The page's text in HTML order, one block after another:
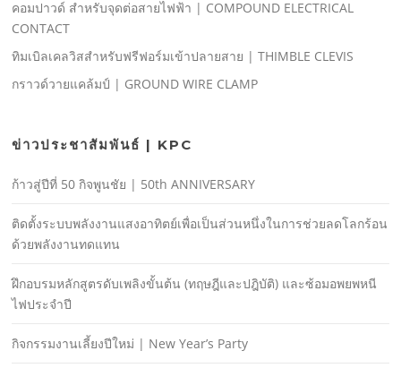
คอมปาวด์ สําหรับจุดต่อสายไฟฟ้า | COMPOUND ELECTRICAL
CONTACT
ทิมเบิลเคลวิสสําหรับฟรีฟอร์มเข้าปลายสาย | THIMBLE CLEVIS
กราวด์วายแคล้มป์ | GROUND WIRE CLAMP
ข่าวประชาสัมพันธ์ | KPC
ก้าวสู่ปีที่ 50 กิจพูนชัย | 50th ANNIVERSARY
ติดตั้งระบบพลังงานแสงอาทิตย์เพื่อเป็นส่วนหนึ่งในการช่วยลดโลกร้อน
ด้วยพลังงานทดแทน
ฝึกอบรมหลักสูตรดับเพลิงขั้นต้น (ทฤษฎีและปฎิบัติ) และซ้อมอพยพหนี
ไฟประจําปี
กิจกรรมงานเลี้ยงปีใหม่ | New Year’s Party